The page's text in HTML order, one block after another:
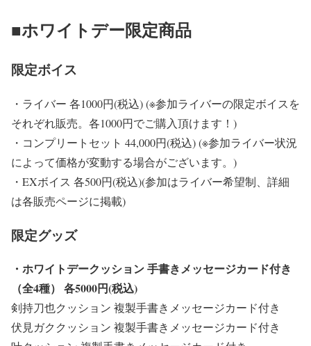
■ホワイトデー限定商品
限定ボイス
・ライバー 各1000円(税込) (※参加ライバーの限定ボイスを
それぞれ販売。各1000円でご購入頂けます！)
・コンプリートセット 44,000円(税込) (※参加ライバー状況
によって価格が変動する場合がございます。)
・EXボイス 各500円(税込)(参加はライバー希望制、詳細
は各販売ページに掲載)
限定グッズ
・ホワイトデークッション 手書きメッセージカード付き
（全4種） 各5000円(税込)
剣持刀也クッション 複製手書きメッセージカード付き
伏見ガククッション 複製手書きメッセージカード付き